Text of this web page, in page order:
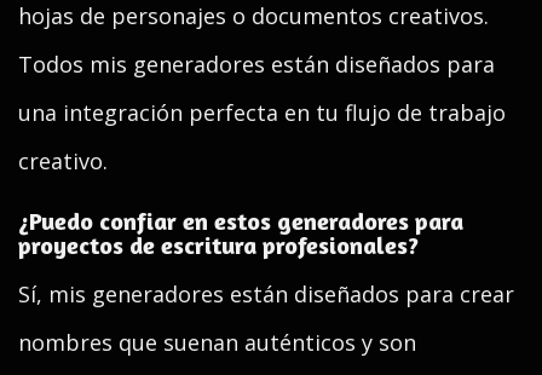
hojas de personajes o documentos creativos.
Todos mis generadores están diseñados para
una integración perfecta en tu flujo de trabajo
creativo.
¿Puedo confiar en estos generadores para
proyectos de escritura profesionales?
Sí, mis generadores están diseñados para crear
nombres que suenan auténticos y son